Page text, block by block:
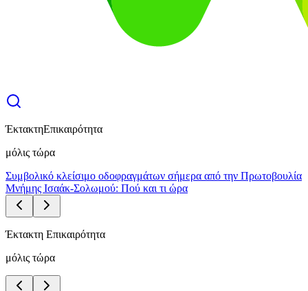
ΈκτακτηΕπικαιρότητα
μόλις τώρα
Συμβολικό κλείσιμο οδοφραγμάτων σήμερα από την Πρωτοβουλία
Μνήμης Ισαάκ-Σολωμού: Πού και τι ώρα
Έκτακτη Επικαιρότητα
μόλις τώρα